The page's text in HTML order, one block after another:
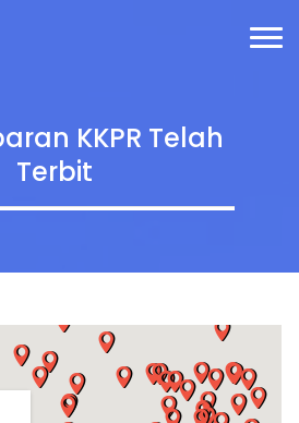
KKPR Telah
Terbit